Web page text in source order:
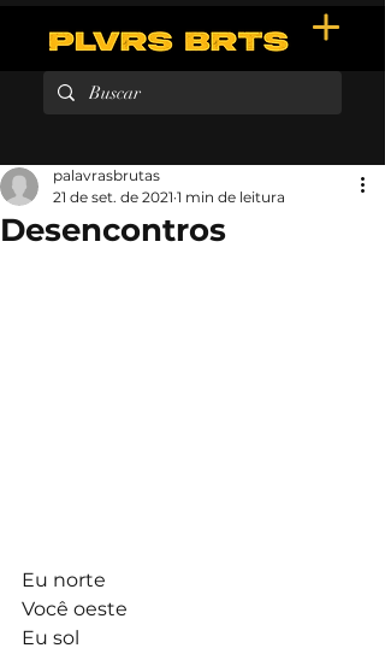
Desencontros
palavrasbrutas
21 de set. de 2021 1 min de leitura
Eu norte
Você oeste
Eu sol